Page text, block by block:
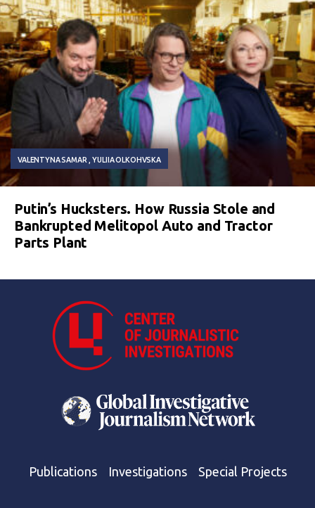
VALENTYNA SAMAR YULIIA OLKOHVSKA
Putin’s Hucksters. How Russia Stole and
Bankrupted Melitopol Auto and Tractor
Parts Plant
Publications Investigations Special Projects